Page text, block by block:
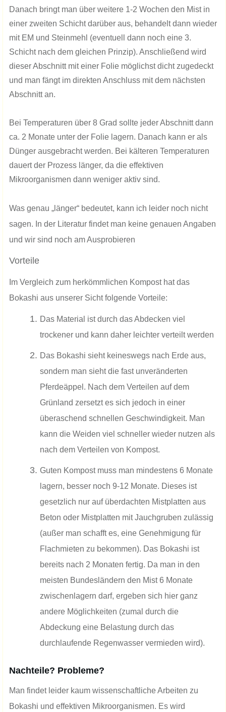
Danach bringt man über weitere 1-2 Wochen den Mist in
einer zweiten Schicht darüber aus, behandelt dann wieder
mit EM und Steinmehl (eventuell dann noch eine 3.
Schicht nach dem gleichen Prinzip). Anschließend wird
dieser Abschnitt mit einer Folie möglichst dicht zugedeckt
und man fängt im direkten Anschluss mit dem nächsten
Abschnitt an.
Bei Temperaturen über 8 Grad sollte jeder Abschnitt dann
ca. 2 Monate unter der Folie lagern. Danach kann er als
Dünger ausgebracht werden. Bei kälteren Temperaturen
dauert der Prozess länger, da die effektiven
Mikroorganismen dann weniger aktiv sind.
Was genau „länger“ bedeutet, kann ich leider noch nicht
sagen. In der Literatur findet man keine genauen Angaben
und wir sind noch am Ausprobieren
Vorteile
Im Vergleich zum herkömmlichen Kompost hat das
Bokashi aus unserer Sicht folgende Vorteile:
Das Material ist durch das Abdecken viel
trockener und kann daher leichter verteilt werden
Das Bokashi sieht keineswegs nach Erde aus,
sondern man sieht die fast unveränderten
Pferdeäppel. Nach dem Verteilen auf dem
Grünland zersetzt es sich jedoch in einer
überaschend schnellen Geschwindigkeit. Man
kann die Weiden viel schneller wieder nutzen als
nach dem Verteilen von Kompost.
Guten Kompost muss man mindestens 6 Monate
lagern, besser noch 9-12 Monate. Dieses ist
gesetzlich nur auf überdachten Mistplatten aus
Beton oder Mistplatten mit Jauchgruben zulässig
(außer man schafft es, eine Genehmigung für
Flachmieten zu bekommen). Das Bokashi ist
bereits nach 2 Monaten fertig. Da man in den
meisten Bundesländern den Mist 6 Monate
zwischenlagern darf, ergeben sich hier ganz
andere Möglichkeiten (zumal durch die
Abdeckung eine Belastung durch das
durchlaufende Regenwasser vermieden wird).
Nachteile? Probleme?
Man findet leider kaum wissenschaftliche Arbeiten zu
Bokashi und effektiven Mikroorganismen. Es wird